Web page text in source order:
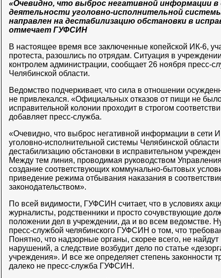
«Очевидно, что выброс негативной информации
деятельности уголовно-исполнительной
направлен на дестабилизацию обстановки в
отмечает ГУФСИН
В настоящее время все заключенные копейской ИК-6,
протеста, разошлись по отрядам. Ситуация в
контролем администрации, сообщает 26 ноября пресс-
Челябинской области.
Ведомство подчеркивает, что сила в отношении
не привлекался. «Официальных отказов от пищи не
исправительной колонии проходит в строгом
добавляет пресс-служба.
«Очевидно, что выброс негативной информации в сети
уголовно-исполнительной системы Челябинской
дестабилизацию обстановки в исправительном
Между тем линия, проводимая руководством
создание соответствующих коммунально-бытовых
приведение режима отбывания наказания в
законодательством».
По всей видимости, ГУФСИН считает, что в условиях
журналисты, родственники и просто сочувствующие
положении дел в учреждении, да и во всем ведомстве.
пресс-службой челябинского ГУФСИН о том, что
Понятно, что надзорные органы, скорее всего, не найдут
нарушений, а следствие возбудит дело по статье
учреждения». И все же определяет степень законности
далеко не пресс-служба ГУФСИН.